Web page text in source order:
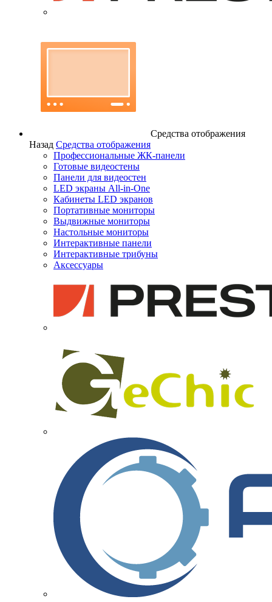
Средства отображения
Назад Средства отображения
Профессиональные ЖК-панели
Готовые видеостены
Панели для видеостен
LED экраны All-in-One
Кабинеты LED экранов
Портативные мониторы
Выдвижные мониторы
Настольные мониторы
Интерактивные панели
Интерактивные трибуны
Аксессуары